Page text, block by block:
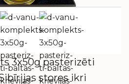
3x50g pasterizēti
stores ikri